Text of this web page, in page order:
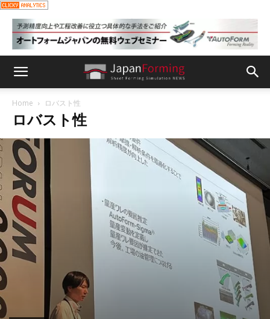
Home ロバスト性
ロバスト性